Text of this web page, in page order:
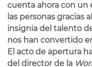
cuenta ahora con un
las personas gracias
insignia del talento
nos han convertido
El acto de apertura
del director de la